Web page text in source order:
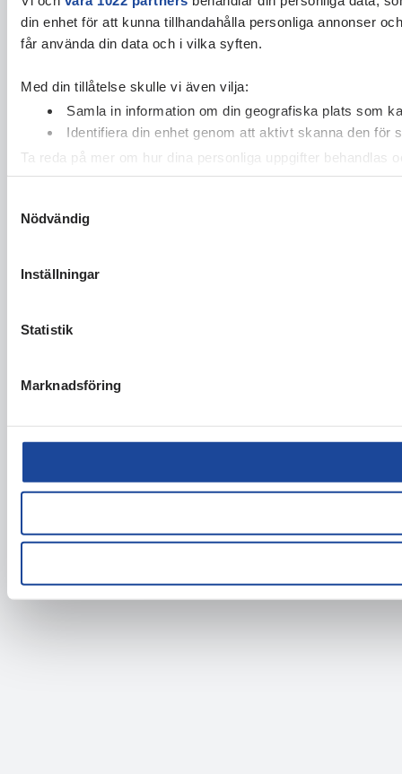
din enhet för att kunna tillhandahålla personliga annonser
får använda din data och i vilka syften.
Med din tillåtelse skulle vi även vilja:
Samla in information om din geografiska plats som
Identifiera din enhet genom att aktivt skanna den för
Ta reda på mer om hur dina personliga uppgifter behandlas
cookie-förklaringen.
Vi använder enhetsidentifierare för att anpassa innehållet
Nödvändig
Inställningar
Statistik
Marknadsföring